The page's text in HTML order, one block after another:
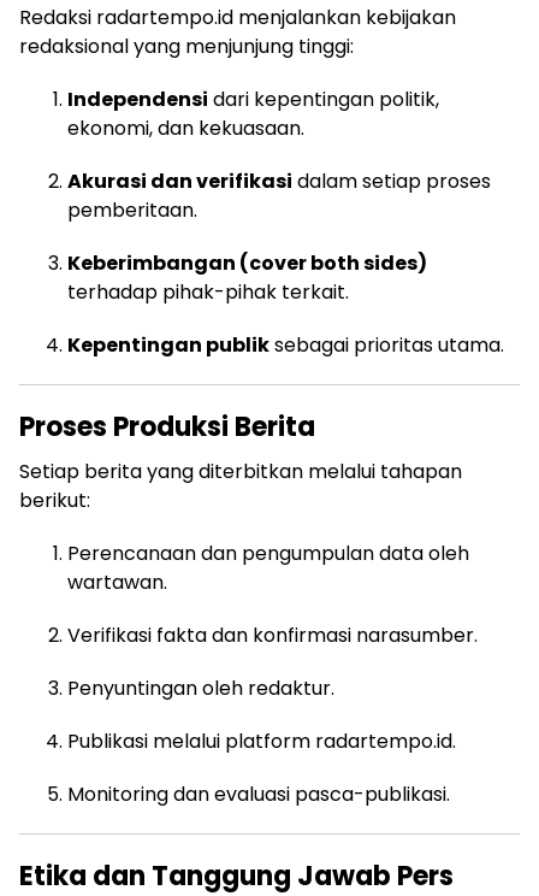
Redaksi radartempo.id menjalankan kebijakan
redaksional yang menjunjung tinggi:
Independensi dari kepentingan politik,
ekonomi, dan kekuasaan.
Akurasi dan verifikasi dalam setiap proses
pemberitaan.
Keberimbangan (cover both sides)
terhadap pihak-pihak terkait.
Kepentingan publiksebagai prioritas utama.
Proses Produksi Berita
Setiap berita yang diterbitkan melalui tahapan
berikut:
Perencanaan dan pengumpulan data oleh
wartawan.
Verifikasi fakta dan konfirmasi narasumber.
Penyuntingan oleh redaktur.
Publikasi melalui platform radartempo.id.
Monitoring dan evaluasi pasca-publikasi.
Etika dan Tanggung Jawab Pers